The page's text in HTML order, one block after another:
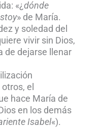
«¿dónde
» de María.
y soledad del
vivir sin Dios,
de dejarse llenar
el
hace María de
en los demás
Isabel«).